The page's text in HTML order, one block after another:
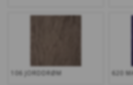
106 JORDDRØM 620